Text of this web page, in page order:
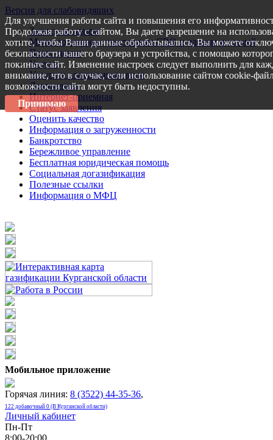
Версия для слабовидящих
Запись на прием
Меры поддержки участникам СВО и членам их семей
Пресс-центр
Услуги
Услуги в электронном виде
Документы
Интернет-приемная
Статус заявления
Оценить качество
Информация о загруженности
Банкротство
Бережливое управление
Бесплатная юридическая помощь
Социальная догазификация
Полезные ссылки
Информация о МФЦ
Мобильное приложение
Горячая линия: 8 (3522) 44-35-36,
122 добавочный 0 (В Курганской области)
Личный кабинет
Пн-Пт
8:00-20:00
Для улучшения работы сайта и повышения его
Продолжая работу с сайтом, Вы даете разрешение на
хотите, чтобы Ваши данные обрабатывались, Вы можете
безопасности вашего браузера и устройства, с помощью
покиньте сайт. Изменение настроек следует выполнить для
внимание, что в случае, если использование сайтом cookie-
возможности сайта могут быть недоступны.
Принимаю